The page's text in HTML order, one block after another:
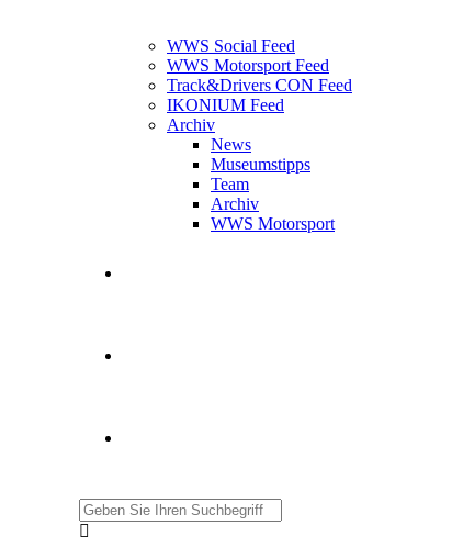
WWS Social Feed
WWS Motorsport Feed
Track&Drivers CON Feed
IKONIUM Feed
Archiv
News
Museumstipps
Team
Archiv
WWS Motorsport